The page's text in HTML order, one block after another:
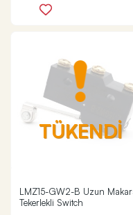
TÜKENDİ
LMZ15-GW2-B Uzun
Tekerlekli Switch